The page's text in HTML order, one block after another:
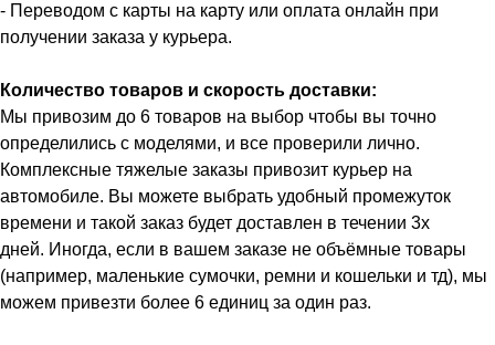
- Переводом с карты на карту или оплата онлайн при
получении заказа у курьера.
Количество товаров и скорость доставки:
Мы привозим до 6 товаров на выбор чтобы вы точно
определились с моделями, и все проверили лично.
Комплексные тяжелые заказы привозит курьер на
автомобиле. Вы можете выбрать удобный промежуток
времени и такой заказ будет доставлен в течении 3х
дней. Иногда, если в вашем заказе не объёмные товары
(например, маленькие сумочки, ремни и кошельки и тд), мы
можем привезти более 6 единиц за один раз.